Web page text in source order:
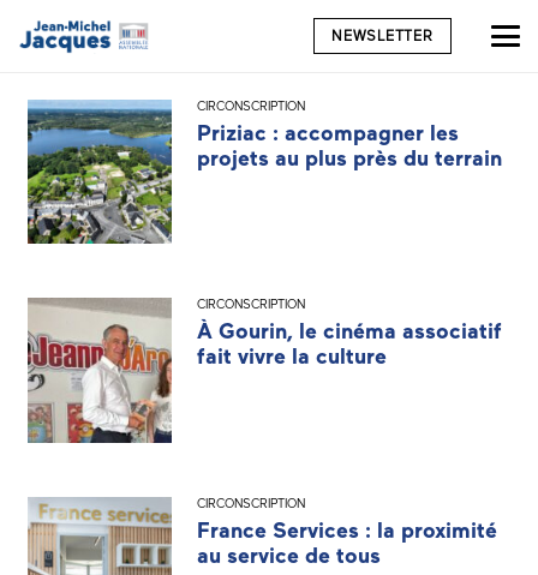
NEWSLETTER
CIRCONSCRIPTION
Priziac : accompagner les
projets au plus près du terrain
CIRCONSCRIPTION
À Gourin, le cinéma associatif
fait vivre la culture
CIRCONSCRIPTION
France Services : la proximité
au service de tous